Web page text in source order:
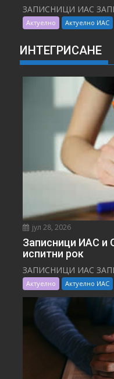
ЗАПИСНИЦИ ИАС
Актуелно Актуелно ИАС
ИНТЕГРИСАНЕ
јул 28, 2026
Записници ИАС и
испитни рок
ЗАПИСНИЦИ ИАС
Актуелно Актуелно ИАС